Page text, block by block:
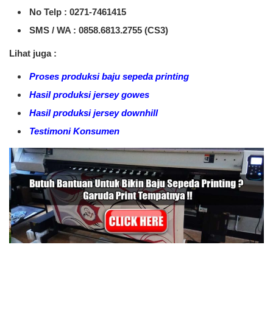
No Telp : 0271-7461415
SMS / WA : 0858.6813.2755 (CS3)
Lihat juga :
Proses produksi baju sepeda printing
Hasil produksi jersey gowes
Hasil produksi jersey downhill
Testimoni Konsumen